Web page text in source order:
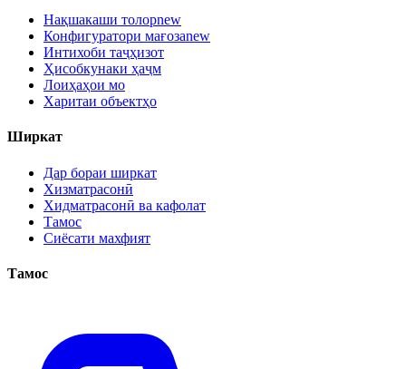
Нақшакаши толорnew
Конфигуратори мағозаnew
Интихоби таҷҳизот
Ҳисобкунаки ҳаҷм
Лоиҳаҳои мо
Харитаи объектҳо
Ширкат
Дар бораи ширкат
Хизматрасонӣ
Хидматрасонӣ ва кафолат
Тамос
Сиёсати махфият
Тамос